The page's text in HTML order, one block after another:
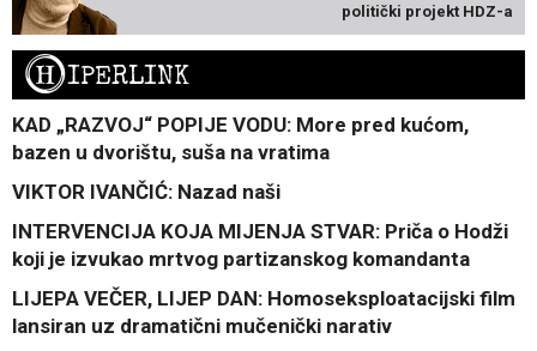
politički projekt HDZ-a
HIPERLINK
KAD „RAZVOJ“ POPIJE VODU: More pred kućom,
bazen u dvorištu, suša na vratima
VIKTOR IVANČIĆ: Nazad naši
INTERVENCIJA KOJA MIJENJA STVAR: Priča o Hodži
koji je izvukao mrtvog partizanskog komandanta
LIJEPA VEČER, LIJEP DAN: Homoseksploatacijski film
lansiran uz dramatični mučenički narativ